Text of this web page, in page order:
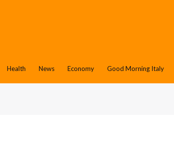
Health News Economy Good Morning Italy